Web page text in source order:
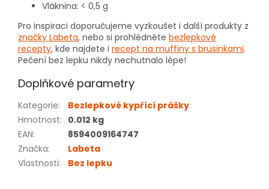
Vláknina: < 0,5 g
Pro inspiraci doporučujeme vyzkoušet i další produkty z
značky Labeta, nebo si prohlédněte bezlepkové
recepty, kde najdete i recept na muffiny s brusinkami.
Pečení bez lepku nikdy nechutnalo lépe!
Doplňkové parametry
Kategorie:
Bezlepkové kypřící prášky
Hmotnost: 0.012 kg
EAN:
8594009164747
Značka:
Labeta
Vlastnosti: Bez lepku